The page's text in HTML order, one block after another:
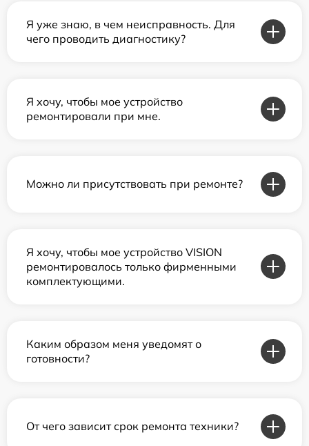
Я уже знаю, в чем неисправность. Для
чего проводить диагностику?
Я хочу, чтобы мое устройство
ремонтировали при мне.
Можно ли присутствовать при ремонте?
Я хочу, чтобы мое устройство VISION
ремонтировалось только фирменными
комплектующими.
Каким образом меня уведомят о
готовности?
От чего зависит срок ремонта техники?